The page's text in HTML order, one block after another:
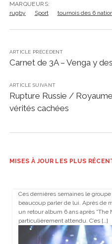
MARQUEURS:
rugby
Sport tournois des 6
ARTICLE PRÉCÉDENT
Carnet de 3A – Venga y
ARTICLE SUIVANT
Rupture Russie /
vérités cachées
MISES À JOUR LES PLUS
Ces dernières semaines le
beaucoup parler de lui. Après de
un retour album 6 ans après “The
particulièrement attendu. C’es […]